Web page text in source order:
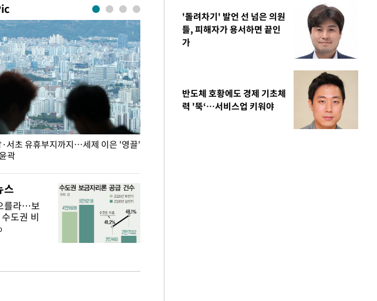
서초 유휴부지까지…세제 이은 '영끌'
곽
스
를라…보
도권 비
'돌려차기' 발언 선 넘은 의원
들, 피해자가 용서하면 끝인
가
반도체 호황에도 경제 기초체
력 '뚝‘…서비스업 키워야